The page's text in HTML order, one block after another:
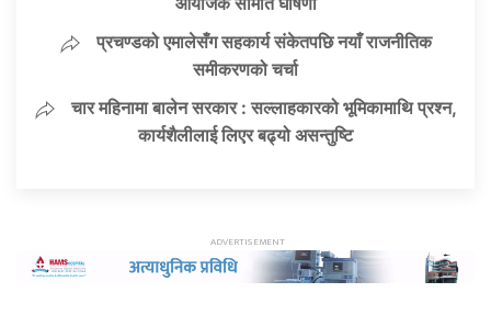
प्रचण्डको एमालेसँग सहकार्य संकेतपछि नयाँ राजनीतिक
समीकरणको चर्चा
चार महिनामा बालेन सरकार : सल्लाहकारको भूमिकामाथि प्रश्न,
कार्यशैलीलाई लिएर बढ्यो असन्तुष्टि